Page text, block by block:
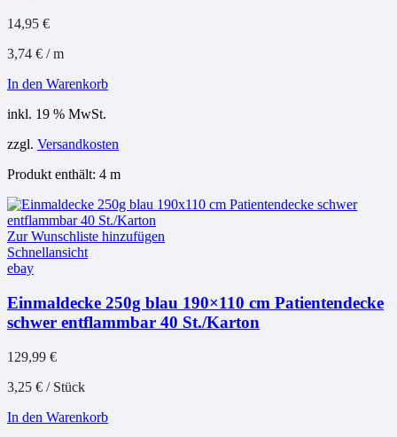
14,95 €
3,74 € /m
In den Warenkorb
inkl. 19 % MwSt.
zzgl. Versandkosten
Produkt enthält: 4 m
Zur Wunschliste hinzufügen
Schnellansicht
ebay
Einmaldecke 250g blau 190×110 cm Patientendecke
schwer entflammbar 40 St./Karton
129,99 €
3,25 € / Stück
In den Warenkorb